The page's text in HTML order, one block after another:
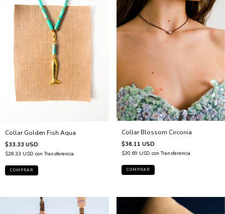
Collar Golden Fish Aqua
$33.33 USD
$28.33 USD con Transferencia
Collar Blossom Circonia
$36.11 USD
$30.69 USD con Transferencia